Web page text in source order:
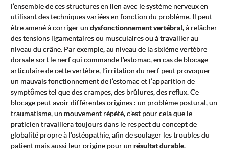
l’ensemble de ces structures en lien avec le système nerveux en
utilisant des techniques variées en fonction du problème. Il peut
être amené à corriger un dysfonctionnement vertébral, à relâcher
des tensions ligamentaires ou musculaires ou à travailler au
niveau du crâne. Par exemple, au niveau de la sixième vertèbre
dorsale sort le nerf qui commande l’estomac, en cas de blocage
articulaire de cette vertèbre, l’irritation du nerf peut provoquer
un mauvais fonctionnement de l’estomac et l’apparition de
symptômes tel que des crampes, des brûlures, des reflux. Ce
blocage peut avoir différentes origines : un problème postural, un
traumatisme, un mouvement répété, c’est pour cela que le
praticien travaillera toujours dans le respect du concept de
globalité propre à l’ostéopathie, afin de soulager les troubles du
patient mais aussi leur origine pour un résultat durable.